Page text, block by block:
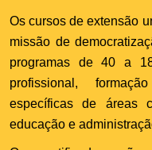
Os cursos de extensão
missão de
programas de 40 a
profissional,
específicas de áreas
educação e